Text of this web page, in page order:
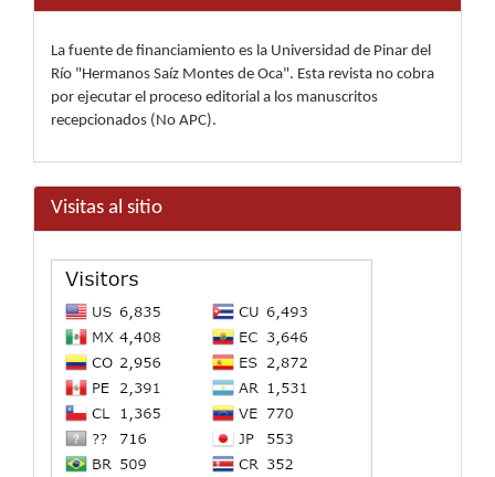
La fuente de financiamiento es la Universidad de Pinar del
Río "Hermanos Saíz Montes de Oca". Esta revista no cobra
por ejecutar el proceso editorial a los manuscritos
recepcionados (No APC).
Visitas al sitio